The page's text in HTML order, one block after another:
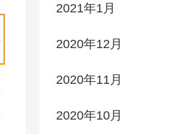
2021年1月
2020年12月
2020年11月
2020年10月